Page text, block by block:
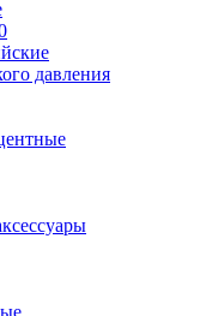
давления